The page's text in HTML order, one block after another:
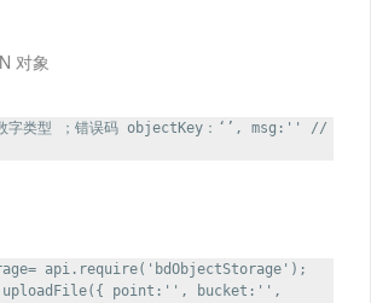
对象
类型 ；错误码 objectKey：‘’, msg:'' //
api.require('bdObjectStorage');
point:'', bucket:'',